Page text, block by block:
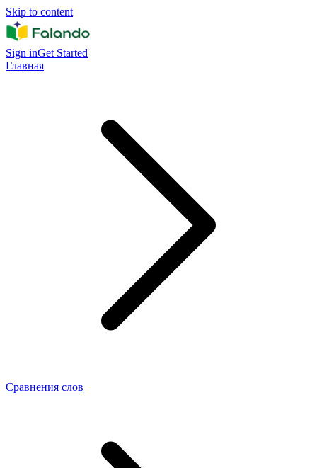
Skip to content
Sign inGet Started
Главная
Сравнения слов